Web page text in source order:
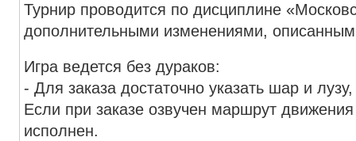
Турнир проводится по дисциплине
дополнительными изменениями,
Игра ведется без дураков:
- Для заказа достаточно указать шар и
Если при заказе озвучен маршрут
исполнен.